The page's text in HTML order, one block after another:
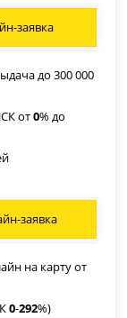
заявка
до 300 000
от0% до
заявка
на карту от
0-292%)